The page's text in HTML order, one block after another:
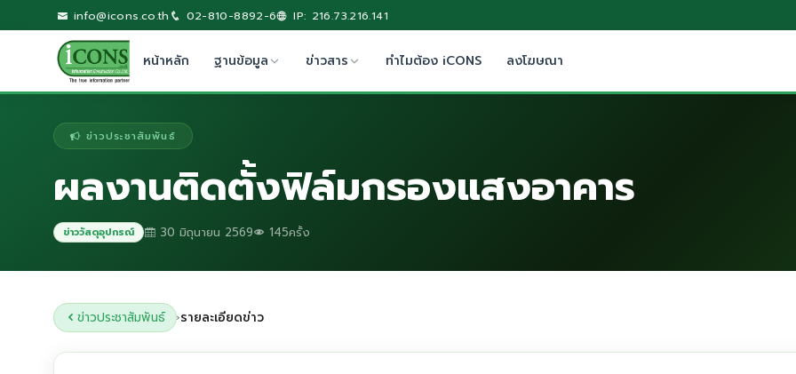
info@icons.co.th 02-810-8892-6 IP: 216.73.216.141
หน้าหลัก ฐานข้อมูล ข่าวสาร ทำไมต้อง iCONS ลงโฆษณา
ข่าวประชาสัมพันธ์
ผลงานติดตั้งฟิล์มกรองแสงอาคาร
ข่าววัสดุอุปกรณ์ 30 มิถุนายน 2569 145ครั้ง
ข่าวประชาสัมพันธ์ ›รายละเอียดข่าว